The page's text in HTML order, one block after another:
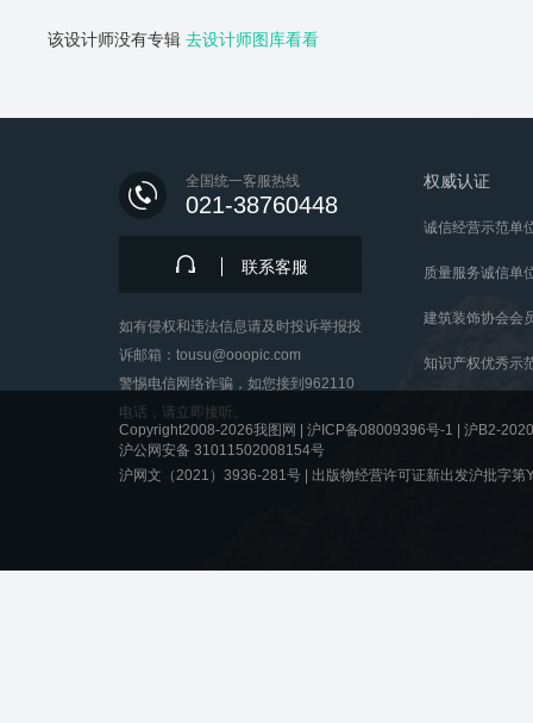
该设计师没有专辑 去设计师图库看看
全国统一客服热线
021-38760448
联系客服
如有侵权和违法信息请及时投诉举报投
诉邮箱：tousu@ooopic.com
警惕电信网络诈骗，如您接到962110
电话，请立即接听。
权威认证
诚信经营示范单
质量服务诚信单
建筑装饰协会会
知识产权优秀示
Copyright2008-2026我图网 | 沪ICP备08009396号-1
沪B2-
沪公网安备 31011502008154号
沪网文（2021）3936-281号 | 出版物经营许可证新出发沪批字第